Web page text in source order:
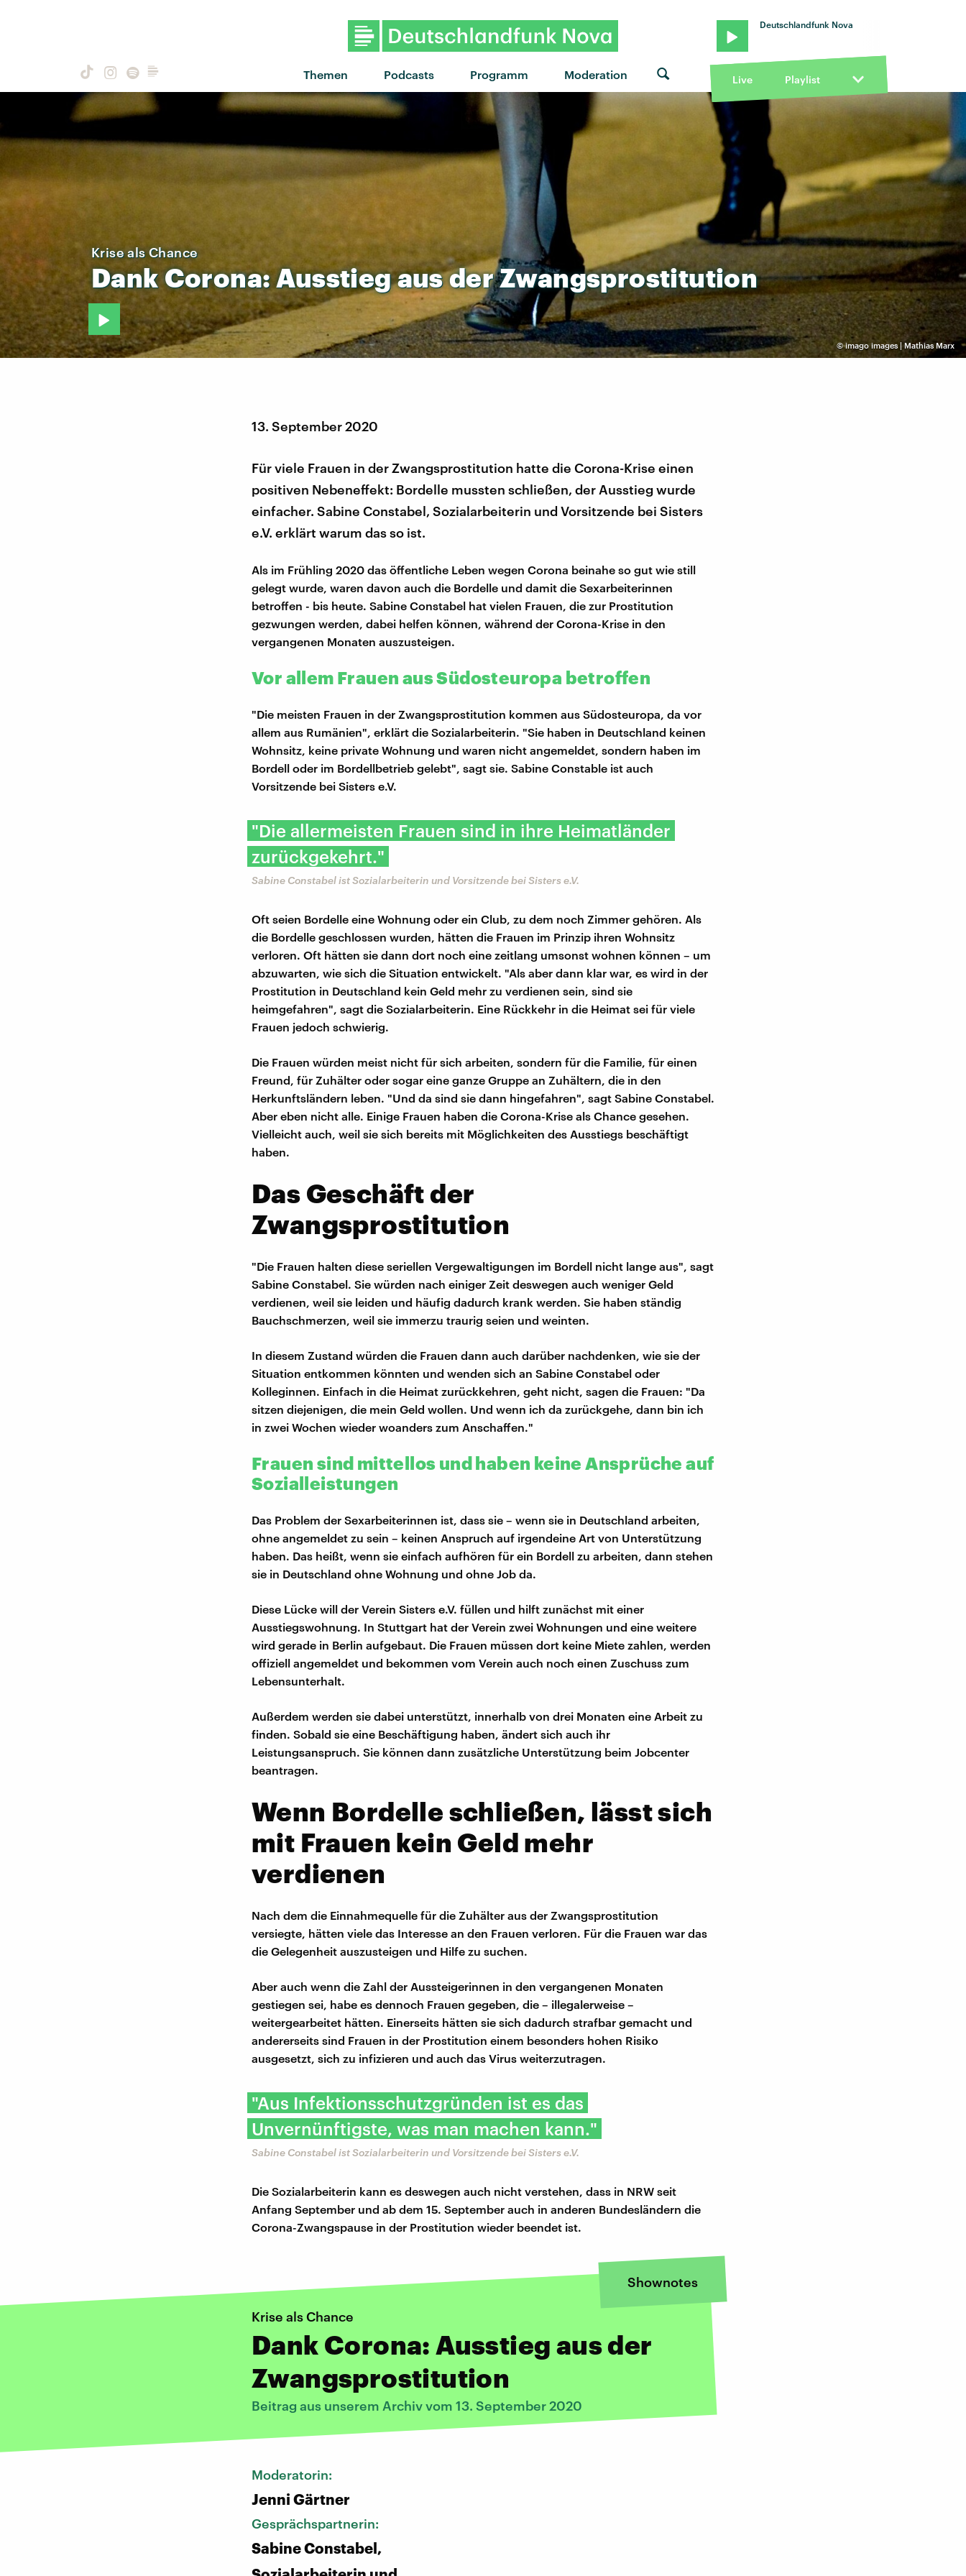
Themen Podcasts Programm Moderation
Deutschlandfunk Nova
Live Playlist
©imago images | Mathias Marx
Krise als Chance
DankCorona:AusstiegausderZwangsprostitution
13. September 2020
Für viele Frauen in der Zwangsprostitution hatte die Corona-Krise einen
positiven Nebeneffekt: Bordelle mussten schließen, der Ausstieg wurde
einfacher. Sabine Constabel, Sozialarbeiterin und Vorsitzende bei Sisters
e.V. erklärt warum das so ist.
Als im Frühling 2020 das öffentliche Leben wegen Corona beinahe so gut wie still
gelegt wurde, waren davon auch die Bordelle und damit die Sexarbeiterinnen
betroffen - bis heute. Sabine Constabel hat vielen Frauen, die zur Prostitution
gezwungen werden, dabei helfen können, während der Corona-Krise in den
vergangenen Monaten auszusteigen.
Vor allem Frauen aus Südosteuropa betroffen
"Die meisten Frauen in der Zwangsprostitution kommen aus Südosteuropa, da vor
allem aus Rumänien", erklärt die Sozialarbeiterin. "Sie haben in Deutschland keinen
Wohnsitz, keine private Wohnung und waren nicht angemeldet, sondern haben im
Bordell oder im Bordellbetrieb gelebt", sagt sie. Sabine Constable ist auch
Vorsitzende bei Sisters e.V.
"Die allermeisten Frauen sind in ihre Heimatländer
zurückgekehrt."
Sabine Constabel ist Sozialarbeiterin und Vorsitzende bei Sisters e.V.
Oft seien Bordelle eine Wohnung oder ein Club, zu dem noch Zimmer gehören. Als
die Bordelle geschlossen wurden, hätten die Frauen im Prinzip ihren Wohnsitz
verloren. Oft hätten sie dann dort noch eine zeitlang umsonst wohnen können – um
abzuwarten, wie sich die Situation entwickelt. "Als aber dann klar war, es wird in der
Prostitution in Deutschland kein Geld mehr zu verdienen sein, sind sie
heimgefahren", sagt die Sozialarbeiterin. Eine Rückkehr in die Heimat sei für viele
Frauen jedoch schwierig.
Die Frauen würden meist nicht für sich arbeiten, sondern für die Familie, für einen
Freund, für Zuhälter oder sogar eine ganze Gruppe an Zuhältern, die in den
Herkunftsländern leben. "Und da sind sie dann hingefahren", sagt Sabine Constabel.
Aber eben nicht alle. Einige Frauen haben die Corona-Krise als Chance gesehen.
Vielleicht auch, weil sie sich bereits mit Möglichkeiten des Ausstiegs beschäftigt
haben.
Das Geschäft der
Zwangsprostitution
"Die Frauen halten diese seriellen Vergewaltigungen im Bordell nicht lange aus", sagt
Sabine Constabel. Sie würden nach einiger Zeit deswegen auch weniger Geld
verdienen, weil sie leiden und häufig dadurch krank werden. Sie haben ständig
Bauchschmerzen, weil sie immerzu traurig seien und weinten.
In diesem Zustand würden die Frauen dann auch darüber nachdenken, wie sie der
Situation entkommen könnten und wenden sich an Sabine Constabel oder
Kolleginnen. Einfach in die Heimat zurückkehren, geht nicht, sagen die Frauen: "Da
sitzen diejenigen, die mein Geld wollen. Und wenn ich da zurückgehe, dann bin ich
in zwei Wochen wieder woanders zum Anschaffen."
Frauen sind mittellos und haben keine Ansprüche auf
Sozialleistungen
Das Problem der Sexarbeiterinnen ist, dass sie – wenn sie in Deutschland arbeiten,
ohne angemeldet zu sein – keinen Anspruch auf irgendeine Art von Unterstützung
haben. Das heißt, wenn sie einfach aufhören für ein Bordell zu arbeiten, dann stehen
sie in Deutschland ohne Wohnung und ohne Job da.
Diese Lücke will der Verein Sisters e.V. füllen und hilft zunächst mit einer
Ausstiegswohnung. In Stuttgart hat der Verein zwei Wohnungen und eine weitere
wird gerade in Berlin aufgebaut. Die Frauen müssen dort keine Miete zahlen, werden
offiziell angemeldet und bekommen vom Verein auch noch einen Zuschuss zum
Lebensunterhalt.
Außerdem werden sie dabei unterstützt, innerhalb von drei Monaten eine Arbeit zu
finden. Sobald sie eine Beschäftigung haben, ändert sich auch ihr
Leistungsanspruch. Sie können dann zusätzliche Unterstützung beim Jobcenter
beantragen.
Wenn Bordelle schließen, lässt sich
mit Frauen kein Geld mehr
verdienen
Nach dem die Einnahmequelle für die Zuhälter aus der Zwangsprostitution
versiegte, hätten viele das Interesse an den Frauen verloren. Für die Frauen war das
die Gelegenheit auszusteigen und Hilfe zu suchen.
Aber auch wenn die Zahl der Aussteigerinnen in den vergangenen Monaten
gestiegen sei, habe es dennoch Frauen gegeben, die – illegalerweise –
weitergearbeitet hätten. Einerseits hätten sie sich dadurch strafbar gemacht und
andererseits sind Frauen in der Prostitution einem besonders hohen Risiko
ausgesetzt, sich zu infizieren und auch das Virus weiterzutragen.
"Aus Infektionsschutzgründen ist es das
Unvernünftigste, was man machen kann."
Sabine Constabel ist Sozialarbeiterin und Vorsitzende bei Sisters e.V.
Die Sozialarbeiterin kann es deswegen auch nicht verstehen, dass in NRW seit
Anfang September und ab dem 15. September auch in anderen Bundesländern die
Corona-Zwangspause in der Prostitution wieder beendet ist.
Shownotes
Krise als Chance
Dank Corona: Ausstieg aus der
Zwangsprostitution
Beitrag aus unserem Archiv vom 13. September 2020
Moderatorin:
Jenni Gärtner
Gesprächspartnerin:
Sabine Constabel,